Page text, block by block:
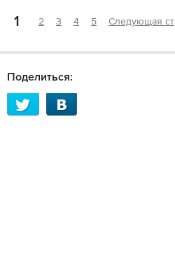
1 2 3 4 5 Следующая
Поделиться: